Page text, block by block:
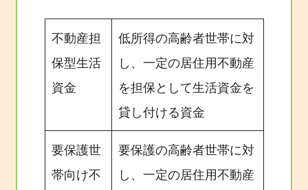
不動産担
保型生活
資金
低所得の高齢者世帯に対
し、一定の居住用不動産
を担保として生活資金を
貸し付ける資金
要保護世
帯向け不
要保護の高齢者世帯に対
し、一定の居住用不動産